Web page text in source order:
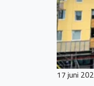
17 juni